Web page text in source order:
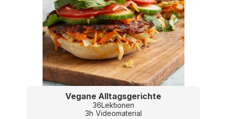
Vegane Alltagsgerichte
36Lektionen
3h Videomaterial